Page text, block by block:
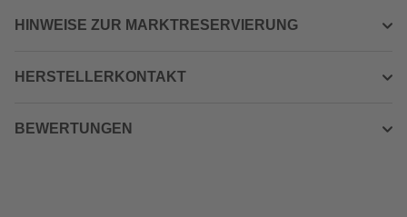
HINWEISE ZUR MARKTRESERVIERUNG
HERSTELLERKONTAKT
BEWERTUNGEN